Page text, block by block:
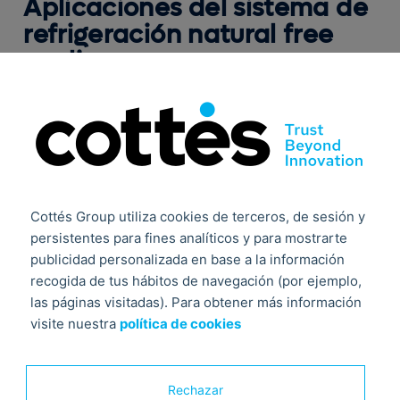
Aplicaciones del sistema de
refrigeración natural free
Aunque pueda parecer más lógico que durante la
época de invierno lo que demanda un edificio sea
calefacción y no aire frío, sí existen locales o
el free cooling entra en funcionamiento y se abren
unas compuertas que permiten la entrada del aire
exterior y una vez filtrado se impulsa hacia dentro del
local.
Cottés Group utiliza cookies de terceros, de sesión y
persistentes para fines analíticos y para mostrarte
publicidad personalizada en base a la información
recogida de tus hábitos de navegación (por ejemplo,
las páginas visitadas). Para obtener más información
visite nuestra política de cookies
Rechazar